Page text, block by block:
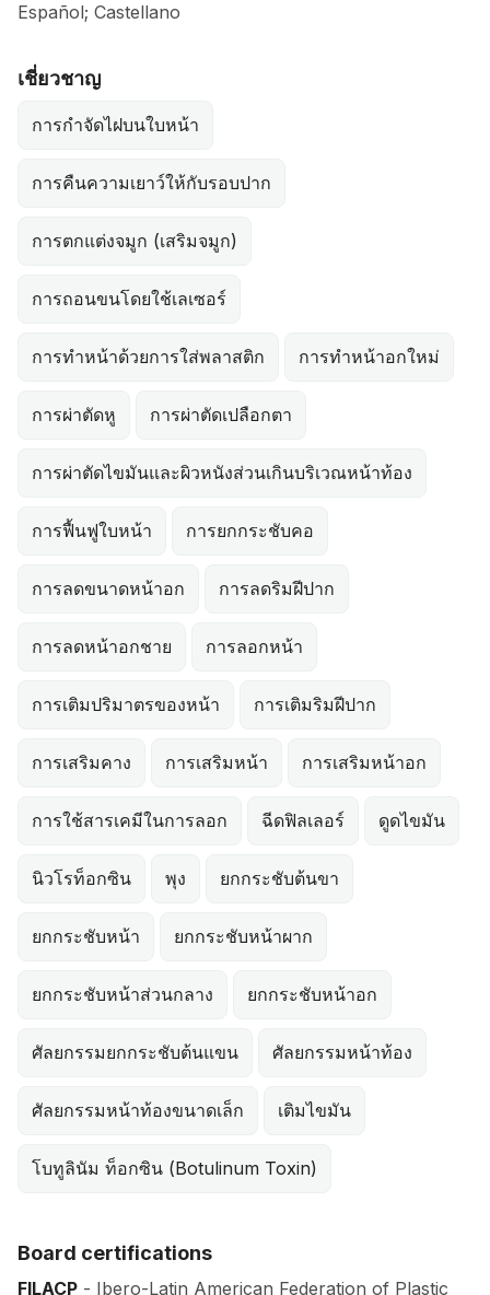
Español; Castellano
เชี่ยวชาญ
การกำจัดไฝบนใบหน้า
การคืนความเยาว์ให้กับรอบปาก
การตกแต่งจมูก (เสริมจมูก)
การถอนขนโดยใช้เลเซอร์
การทำหน้าด้วยการใส่พลาสติก การทำหน้าอกใหม่
การผ่าตัดหู การผ่าตัดเปลือกตา
การผ่าตัดไขมันและผิวหนังส่วนเกินบริเวณหน้าท้อง
การฟื้นฟูใบหน้า การยกกระชับคอ
การลดขนาดหน้าอก การลดริมฝีปาก
การลดหน้าอกชาย การลอกหน้า
การเติมปริมาตรของหน้า การเติมริมฝีปาก
การเสริมคาง การเสริมหน้า การเสริมหน้าอก
การใช้สารเคมีในการลอก ฉีดฟิลเลอร์ ดูดไขมัน
นิวโรท็อกซิน พุง ยกกระชับต้นขา
ยกกระชับหน้า ยกกระชับหน้าผาก
ยกกระชับหน้าส่วนกลาง ยกกระชับหน้าอก
ศัลยกรรมยกกระชับต้นแขน ศัลยกรรมหน้าท้อง
ศัลยกรรมหน้าท้องขนาดเล็ก เติมไขมัน
โบทูลินัม ท็อกซิน (Botulinum Toxin)
Board certifications
FILACP - Ibero-Latin American Federation of Plastic